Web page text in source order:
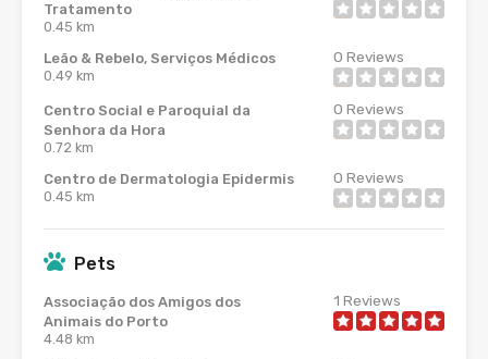
Tratamento
0.45 km
Leão & Rebelo, Serviços Médicos
0.49 km
0 Reviews
Centro Social e Paroquial da
Senhora da Hora
0.72 km
0 Reviews
Centro de Dermatologia Epidermis
0.45 km
0 Reviews
Pets
Associação dos Amigos dos
Animais do Porto
4.48 km
1 Reviews